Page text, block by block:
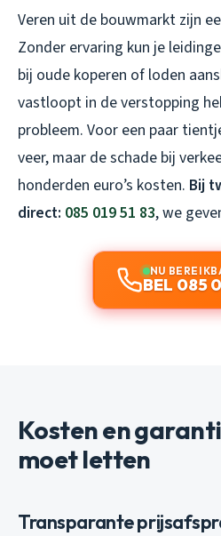
Veren uit de bouwmarkt zijn
Zonder ervaring kun je
bij oude koperen of loden
vastloopt in de verstopping
probleem. Voor een paar
veer, maar de schade bij
honderden euro’s kosten. Bij
direct: 085 019 51 83, we
NU
BEL 085
Kosten en
moet letten
Transparante